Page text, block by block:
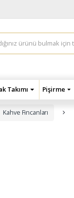
Takımı Pişirme
Kahve Fincanları